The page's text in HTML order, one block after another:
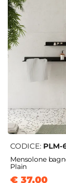
CODICE: PLM-
Mensolone
Plain
€ 37,00